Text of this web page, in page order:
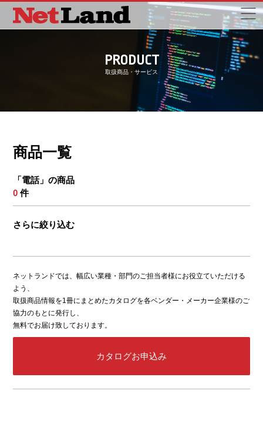
PRODUCT
取扱商品・サービス
商品一覧
「電話」の商品
0 件
さらに絞り込む
ネットランドでは、幅広い業種・部門のご担当者様にお役立ていただける
よう、
取扱商品情報を1冊にまとめたカタログを各ベンダー・メーカー企業様のご
協力のもとに発行し、
無料でお届け致しております。
カタログお申込み